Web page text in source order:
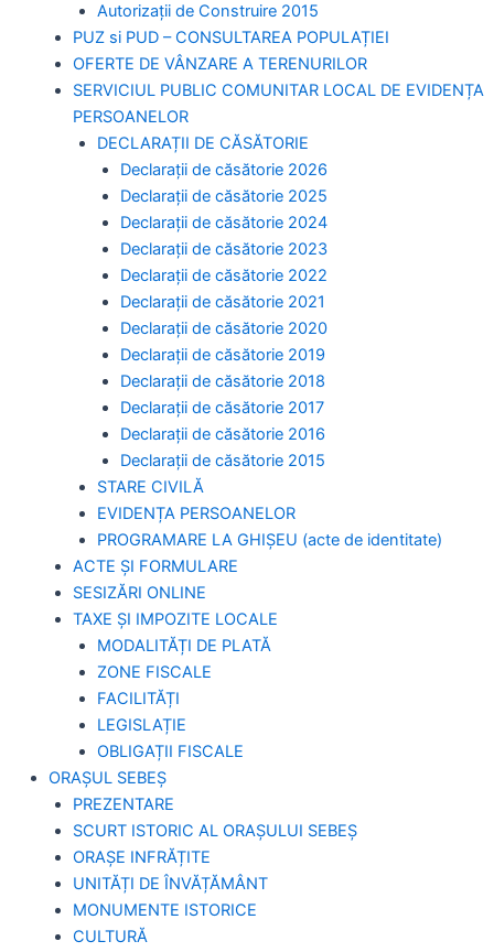
Autorizaţii de Construire 2015
PUZ si PUD – CONSULTAREA POPULAȚIEI
OFERTE DE VÂNZARE A TERENURILOR
SERVICIUL PUBLIC COMUNITAR LOCAL DE EVIDENȚA
PERSOANELOR
DECLARAȚII DE CĂSĂTORIE
Declarații de căsătorie 2026
Declarații de căsătorie 2025
Declarații de căsătorie 2024
Declarații de căsătorie 2023
Declarații de căsătorie 2022
Declarații de căsătorie 2021
Declarații de căsătorie 2020
Declarații de căsătorie 2019
Declarații de căsătorie 2018
Declarații de căsătorie 2017
Declarații de căsătorie 2016
Declarații de căsătorie 2015
STARE CIVILĂ
EVIDENȚA PERSOANELOR
PROGRAMARE LA GHIȘEU (acte de identitate)
ACTE ȘI FORMULARE
SESIZĂRI ONLINE
TAXE ȘI IMPOZITE LOCALE
MODALITĂȚI DE PLATĂ
ZONE FISCALE
FACILITĂȚI
LEGISLAȚIE
OBLIGAȚII FISCALE
ORAȘUL SEBEȘ
PREZENTARE
SCURT ISTORIC AL ORAȘULUI SEBEȘ
ORAȘE INFRĂȚITE
UNITĂȚI DE ÎNVĂȚĂMÂNT
MONUMENTE ISTORICE
CULTURĂ